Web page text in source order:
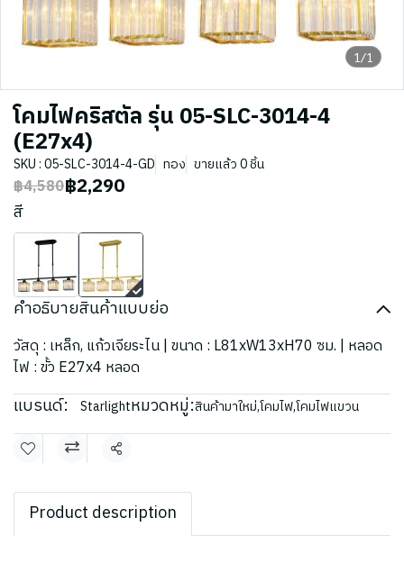
1/1
โคมไฟคริสตัล รุ่น 05-SLC-3014-4
(E27x4)
SKU : 05-SLC-3014-4-GD ทอง ขายแล้ว 0 ชิ้น
฿4,580฿2,290
สี
คำอธิบายสินค้าแบบย่อ
วัสดุ : เหล็ก, แก้วเจียระไน | ขนาด : L81xW13xH70 ซม. | หลอด
ไฟ : ขั้ว E27x4 หลอด
แบรนด์: Starlightหมวดหมู่:สินค้ามาใหม่,โคมไฟ,โคมไฟแขวน
แชร์
Product description